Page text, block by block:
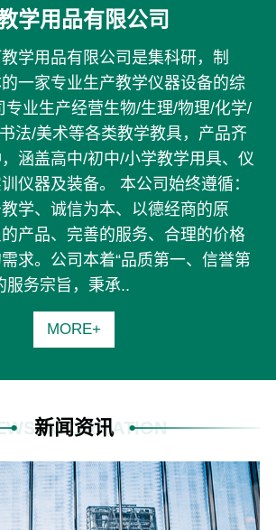
学用品有限公司
学用品有限公司是集科研，制
一家专业生产教学仪器设备的综
专业生产经营生物/生理/物理/化学/
法/美术等各类教学教具，产品齐
涵盖高中/初中/小学教学用具、仪
仪器及装备。 本公司始终遵循：
学、诚信为本、以德经商的原
产品、完善的服务、合理的价格
求。公司本着“品质第一、信誉第
服务宗旨，秉承..
MORE+
新闻资讯
INFORMATION